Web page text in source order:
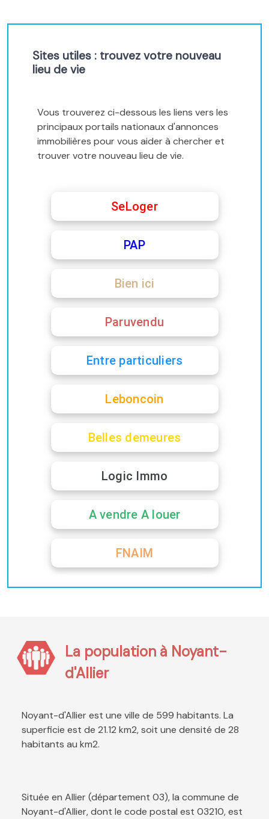
Sites utiles : trouvez votre nouveau
lieu de vie
Vous trouverez ci-dessous les liens vers les
principaux portails nationaux d'annonces
immobilières pour vous aider à chercher et
trouver votre nouveau lieu de vie.
SeLoger
PAP
Bien ici
Paruvendu
Entre particuliers
Leboncoin
Belles demeures
Logic Immo
A vendre A louer
FNAIM
La population à Noyant-
d'Allier
Noyant-d'Allier est une ville de 599 habitants. La
superficie est de 21.12 km2, soit une densité de 28
habitants au km2.
Située en Allier (département 03), la commune de
Noyant-d'Allier, dont le code postal est 03210, est